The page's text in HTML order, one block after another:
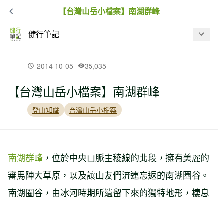
【台灣山岳小檔案】南湖群峰
健行筆記
最新文章
【入園資訊】因應巴威颱風來襲，林業
保育署預警性休園、暫停開放資訊
時代！台灣山林汲取靈感限定系列、專
2014-10-05 35,035
【台灣山岳小檔案】南湖群峰
登山知識 台灣山岳小檔案
南湖群峰 ，位於中央山脈主稜線的北段，擁有美麗的
審馬陣大草原，以及讓山友們流連忘返的南湖圈谷。
南湖圈谷，由冰河時期所遺留下來的獨特地形，棲息